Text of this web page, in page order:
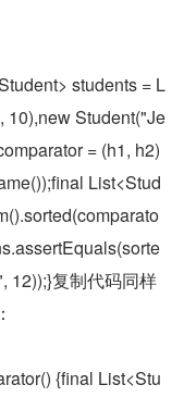
students = L
10),new Student("Je
= (h1, h2)
List<Stud
12));}复制代码同样
{final List<Stu